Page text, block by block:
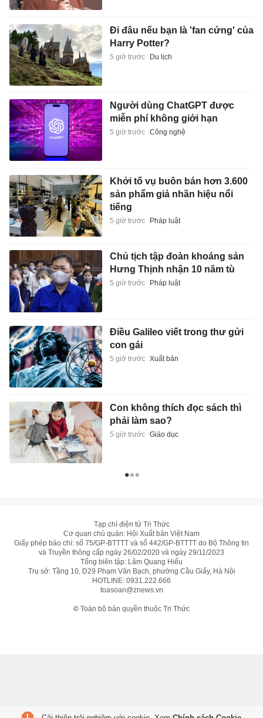
Đi đâu nếu bạn là 'fan cứng' của
Harry Potter?
5 giờ trước Du lịch
Người dùng ChatGPT được
miễn phí không giới hạn
5 giờ trước Công nghệ
Khởi tố vụ buôn bán hơn 3.600
sản phẩm giả nhãn hiệu nổi
tiếng
5 giờ trước Pháp luật
Chủ tịch tập đoàn khoáng sản
Hưng Thịnh nhận 10 năm tù
5 giờ trước Pháp luật
Điều Galileo viết trong thư gửi
con gái
5 giờ trước Xuất bản
Con không thích đọc sách thì
phải làm sao?
5 giờ trước Giáo dục
Tạp chí điện tử Tri Thức
Cơ quan chủ quản: Hội Xuất bản Việt Nam
Giấy phép báo chí: số 75/GP-BTTTT và số 442/GP-BTTTT do Bộ Thông tin
và Truyền thông cấp ngày 26/02/2020 và ngày 29/11/2023
Tổng biên tập: Lâm Quang Hiếu
Trụ sở: Tầng 10, D29 Phạm Văn Bạch, phường Cầu Giấy, Hà Nội
HOTLINE: 0931.222.666
toasoan@znews.vn
© Toàn bộ bản quyền thuộc Tri Thức